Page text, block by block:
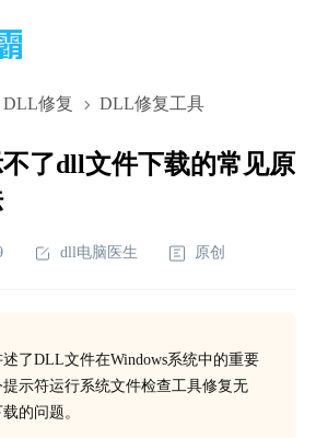
DLL修复 DLL修复工具
了dll文件下载的常见原
dll电脑医生 原创
了DLL文件在Windows系统中的重要
示符运行系统文件检查工具修复无
的问题。